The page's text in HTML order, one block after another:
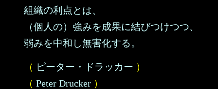
組織の利点とは、
（個人の）強みを成果に結びつけつつ、
弱みを中和し無害化する。
（ ピーター・ドラッカー ）
（ Peter Drucker ）